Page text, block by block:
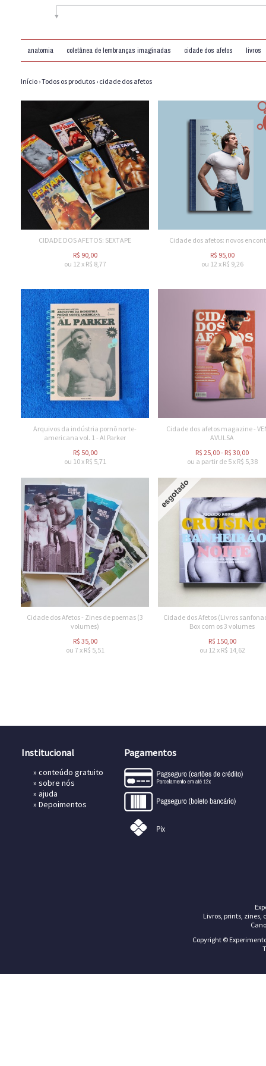
anatomia coletânea de lembranças imaginadas cidade dos afetos livros
Início ›Todos os produtos › cidade dos afetos
CIDADE DOS AFETOS: SEXTAPE
R$ 90,00
ou 12 x R$ 8,77
Cidade dos afetos: novos
R$ 95,00
ou 12 x R$ 9,26
Arquivos da indústria pornô norte-
americana vol. 1 - Al Parker
R$ 50,00
ou 10x R$ 5,71
Cidade dos afetos magazine -
AVULSA
R$ 25,00- R$ 30,00
ou a partir de 5x R$ 5,38
Cidade dos Afetos - Zines de poemas (3
volumes)
R$ 35,00
ou 7x R$ 5,51
Cidade dos Afetos (Livros
Box com os 3 volumes
R$ 150,00
ou 12 x R$ 14,62
Institucional
» conteúdo gratuito
» sobre nós
» ajuda
» Depoimentos
Pagamentos
Livros, prints, zines,
Copyright ©